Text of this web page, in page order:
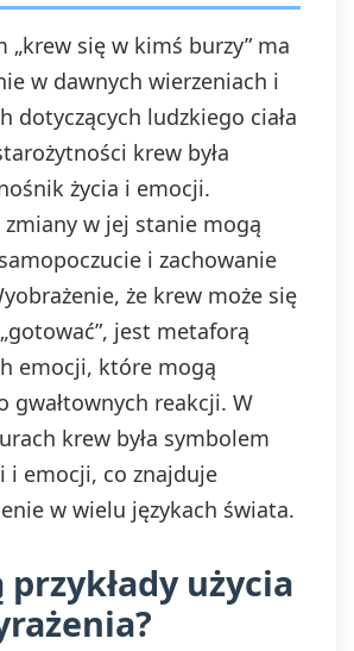
„krew się w kimś burzy” ma
w dawnych wierzeniach i
dotyczących ludzkiego ciała
krew była
życia i emocji.
zmiany w jej stanie mogą
i zachowanie
że krew może się
jest metaforą
emocji, które mogą
gwałtownych reakcji. W
krew była symbolem
i emocji, co znajduje
w wielu językach świata.
przykłady użycia